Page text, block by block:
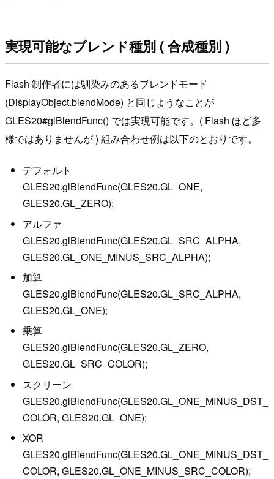
実現可能なブレンド種別 ( 合成種別 )
Flash 制作者には馴染みのあるブレンドモード
(DisplayObject.blendMode) と同じようなことが
GLES20#glBlendFunc() では実現可能です。( Flash ほど多
様ではありませんが ) 組み合わせ例は以下のとおりです。
デフォルト
GLES20.glBlendFunc(GLES20.GL_ONE,
GLES20.GL_ZERO);
アルファ
GLES20.glBlendFunc(GLES20.GL_SRC_ALPHA,
GLES20.GL_ONE_MINUS_SRC_ALPHA);
加算
GLES20.glBlendFunc(GLES20.GL_SRC_ALPHA,
GLES20.GL_ONE);
乗算
GLES20.glBlendFunc(GLES20.GL_ZERO,
GLES20.GL_SRC_COLOR);
スクリーン
GLES20.glBlendFunc(GLES20.GL_ONE_MINUS_DST_
COLOR, GLES20.GL_ONE);
XOR
GLES20.glBlendFunc(GLES20.GL_ONE_MINUS_DST_
COLOR, GLES20.GL_ONE_MINUS_SRC_COLOR);